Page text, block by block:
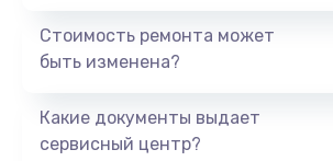
Замена вибромотора
Стоимость ремонта может
быть изменена?
Какие документы выдает
сервисный центр?